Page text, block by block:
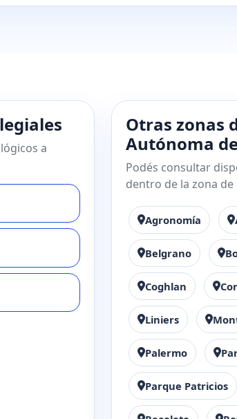
a
Otras zonas
Autónoma
Podés consultar
dentro de la zona
Agronomía
Belgrano
Coghlan
Liniers
Palermo
Parque Patricios